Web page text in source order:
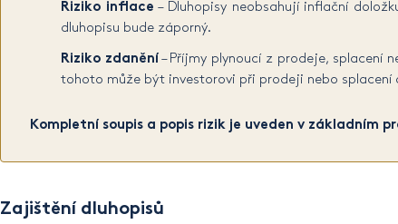
Riziko inflace – Dluhopisy neobsahují inflační
dluhopisu bude záporný.
Riziko zdanění – Příjmy plynoucí z prodeje, splacení
tohoto může být investorovi při prodeji nebo splacení
Kompletní soupis a popis rizik je uveden v základním
Zajištění dluhopisů